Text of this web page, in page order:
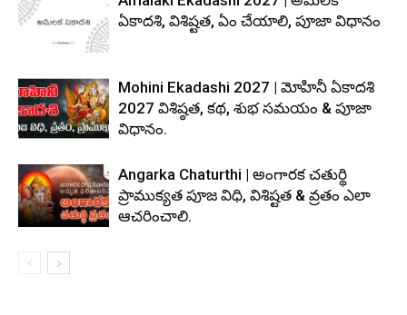
ఏకాదశి, విశిష్టత, ఏం చేయాలి, పూజా విధానం
Mohini Ekadashi 2027 | మోహినీ ఏకాదశి
2027 విశిష్ఠత, కథ, శుభ సమయం & పూజా
విధానం.
Angarka Chaturthi | అంగారక చతుర్థి
ప్రాముక్యత పూజ విధి, విశిష్టత & వ్రతం ఎలా
ఆచరించాలి.